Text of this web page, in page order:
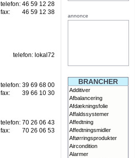
telefon: 46 59 12 28
fax:
46 59 12 38
telefon: lokal72
telefon: 39 69 68 00
fax:
39 66 10 30
telefon: 70 26 06 43
fax:
70 26 06 53
annonce
BRANCHER
Additiver
Afbalancering
Afdækningsfolie
Affaldssystemer
Affedtning
Affedtningsmidler
Aftørringsprodukter
Aircondition
Alarmer